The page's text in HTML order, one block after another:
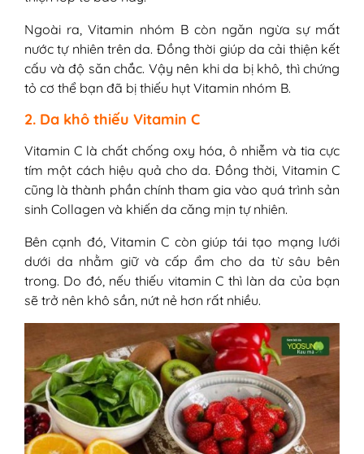
Ngoài ra, Vitamin nhóm B còn ngăn ngừa sự mất
nước tự nhiên trên da. Đồng thời giúp da cải thiện kết
cấu và độ săn chắc. Vậy nên khi da bị khô, thì chứng
tỏ cơ thể bạn đã bị thiếu hụt Vitamin nhóm B.
2. Da khô thiếu Vitamin C
Vitamin C là chất chống oxy hóa, ô nhiễm và tia cực
tím một cách hiệu quả cho da. Đồng thời, Vitamin C
cũng là thành phần chính tham gia vào quá trình sản
sinh Collagen và khiến da căng mịn tự nhiên.
Bên cạnh đó, Vitamin C còn giúp tái tạo mạng lưới
dưới da nhằm giữ và cấp ẩm cho da từ sâu bên
trong. Do đó, nếu thiếu vitamin C thì làn da của bạn
sẽ trở nên khô sần, nứt nẻ hơn rất nhiều.